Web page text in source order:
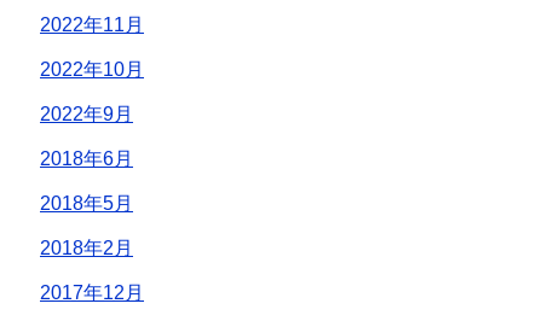
2022年11月
2022年10月
2022年9月
2018年6月
2018年5月
2018年2月
2017年12月